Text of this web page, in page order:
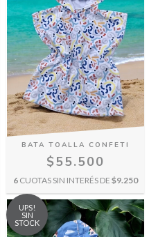
BATA TOALLA CONFETI
$55.500
6 CUOTAS SIN INTERÉS DE $9.250
UPS!
SIN
STOCK